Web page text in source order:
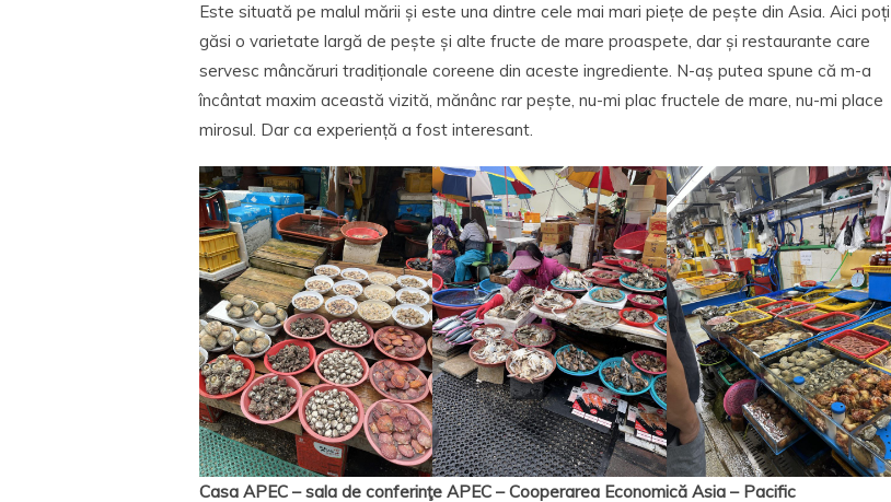
Este situată pe malul mării și este una dintre cele mai mari piețe de pește din Asia. Aici poți
găsi o varietate largă de pește și alte fructe de mare proaspete, dar și restaurante care
servesc mâncăruri tradiționale coreene din aceste ingrediente. N-aș putea spune că m-a
încântat maxim această vizită, mănânc rar pește, nu-mi plac fructele de mare, nu-mi place
mirosul. Dar ca experiență a fost interesant.
Casa APEC – sala de conferinţe APEC – Cooperarea Economică Asia – Pacific